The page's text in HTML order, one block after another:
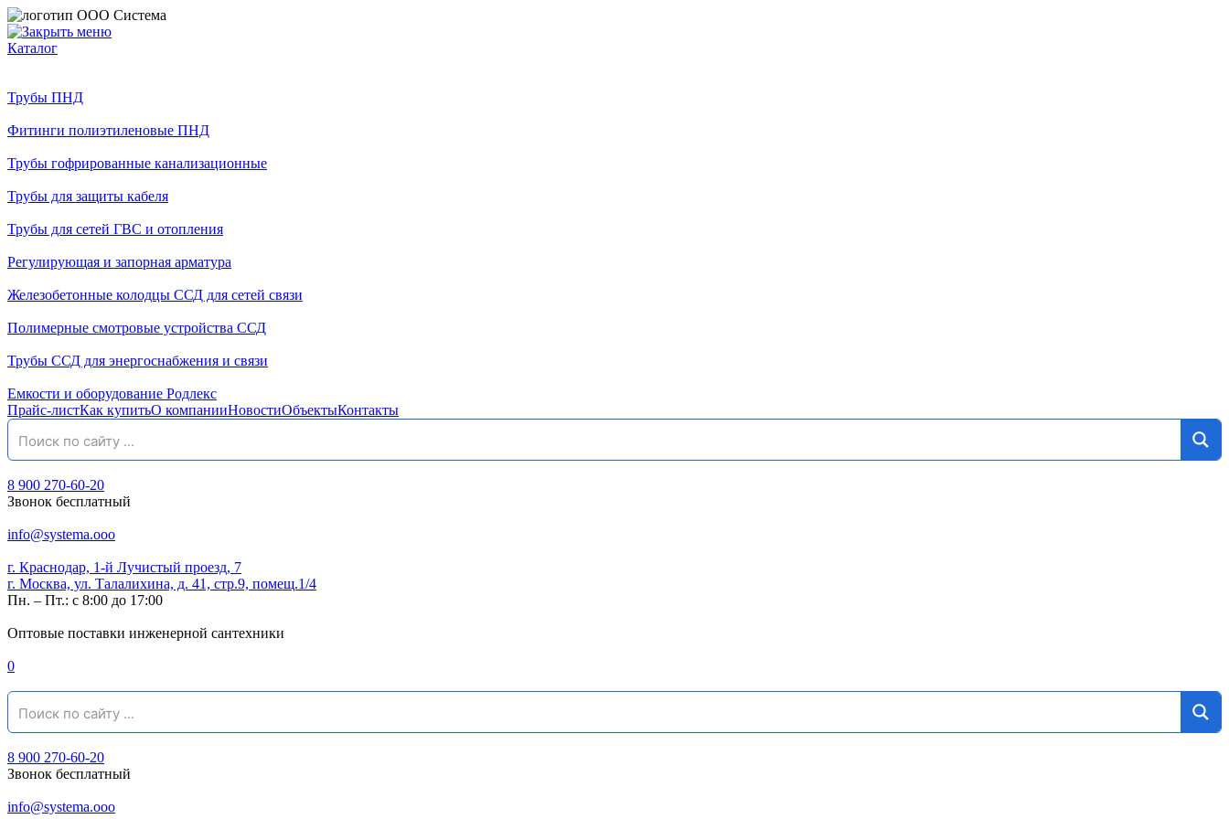
Каталог
Трубы ПНД
Фитинги полиэтиленовые ПНД
Трубы гофрированные канализационные
Трубы для защиты кабеля
Трубы для сетей ГВС и отопления
Регулирующая и запорная арматура
Железобетонные колодцы ССД для сетей связи
Полимерные смотровые устройства ССД
Трубы ССД для энергоснабжения и связи
Емкости и оборудование Родлекс
Прайс-листКак купитьО компанииНовостиОбъектыКонтакты
8 900 270-60-20
Звонок бесплатный
info@systema.ooo
г. Краснодар, 1-й Лучистый проезд, 7
г. Москва, ул. Талалихина, д. 41, стр.9, помещ.1/4
Пн. – Пт.: с 8:00 до 17:00
Оптовые поставки инженерной сантехники
0
8 900 270-60-20
Звонок бесплатный
info@systema.ooo